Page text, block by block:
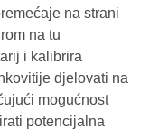
na strani
na tu
i kalibrira
djelovati na
mogućnost
potencijalna